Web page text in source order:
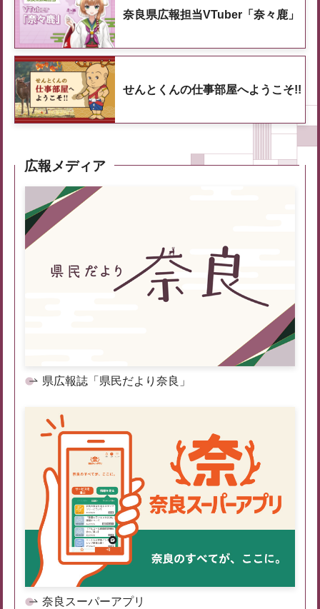
奈良県広報担当VTuber「奈々鹿」
せんとくんの仕事部屋へようこそ!!
広報メディア
県広報誌「県民だより奈良」
奈良スーパーアプリ